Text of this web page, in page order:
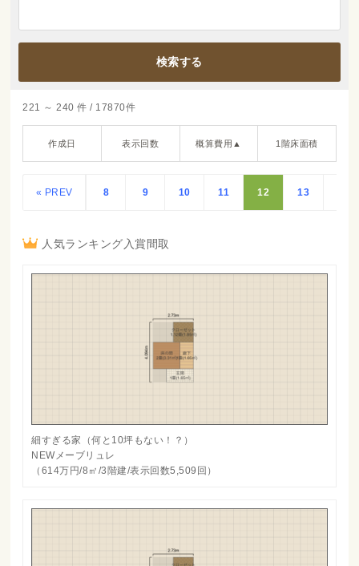
221 ～ 240 件 / 17870件
作成日 表示回数 概算費用▲ 1階床面積
« PREV 8 9 10 11 12 13
人気ランキング入賞間取
細すぎる家（何と10坪もない！？）
NEWメーブリュレ
（614万円/8㎡/3階建/表示回数5,509回）